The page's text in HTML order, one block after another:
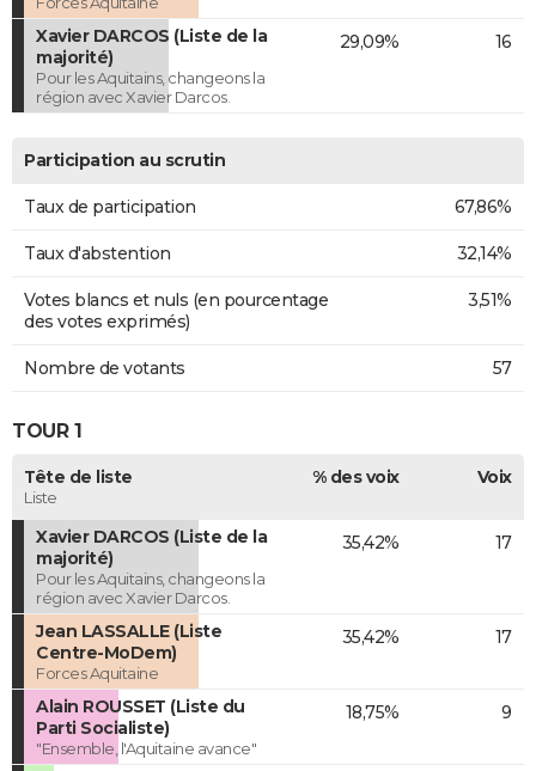
Xavier DARCOS (Liste de la
majorité)
Pour les Aquitains, changeons la
région avec Xavier Darcos.
29,09% 16
Participation au scrutin
Taux de participation 67,86%
Taux d'abstention 32,14%
Votes blancs et nuls (en pourcentage
des votes exprimés)
3,51%
Nombre de votants 57
TOUR 1
Tête de liste
Liste
% des voix Voix
Xavier DARCOS (Liste de la
majorité)
Pour les Aquitains, changeons la
région avec Xavier Darcos.
35,42% 17
Jean LASSALLE (Liste
Centre-MoDem)
Forces Aquitaine
35,42% 17
Alain ROUSSET (Liste du
Parti Socialiste)
"Ensemble, l'Aquitaine avance"
18,75% 9